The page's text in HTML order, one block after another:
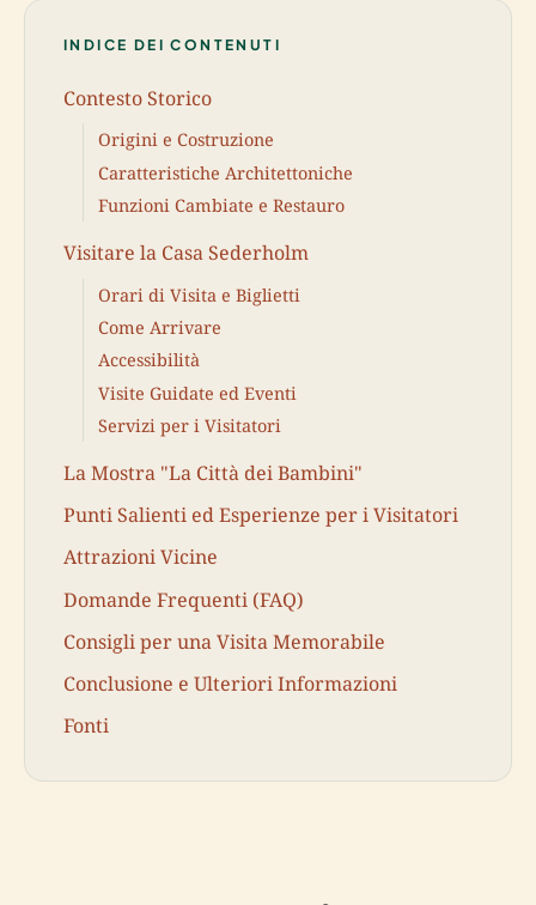
INDICE DEI CONTENUTI
Contesto Storico
Origini e Costruzione
Caratteristiche Architettoniche
Funzioni Cambiate e Restauro
Visitare la Casa Sederholm
Orari di Visita e Biglietti
Come Arrivare
Accessibilità
Visite Guidate ed Eventi
Servizi per i Visitatori
La Mostra "La Città dei Bambini"
Punti Salienti ed Esperienze per i Visitatori
Attrazioni Vicine
Domande Frequenti (FAQ)
Consigli per una Visita Memorabile
Conclusione e Ulteriori Informazioni
Fonti